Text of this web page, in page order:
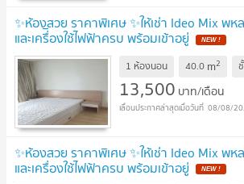
✨ห้องสวย ราคาพิเศษ ✨ให้เช่า Ideo Mix พห
และเครื่ิองใช้ไฟฟ้าครบ พร้อมเข้าอยู่ NEW !
1 ห้องนอน 40.0 m2
13,500 บาท/เดือน
08/08/
✨ห้องสวย ราคาพิเศษ ✨ให้เช่า Ideo Mix พห
และเครื่องใช้ไฟฟ้าครบ พร้อมเข้าอยู่ NEW !